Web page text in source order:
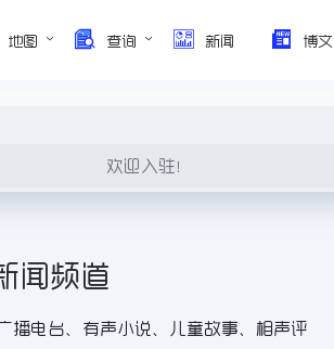
地图 查询 新闻 博文
欢迎入驻！
闻频道
播电台、有声小说、儿童故事、相声评